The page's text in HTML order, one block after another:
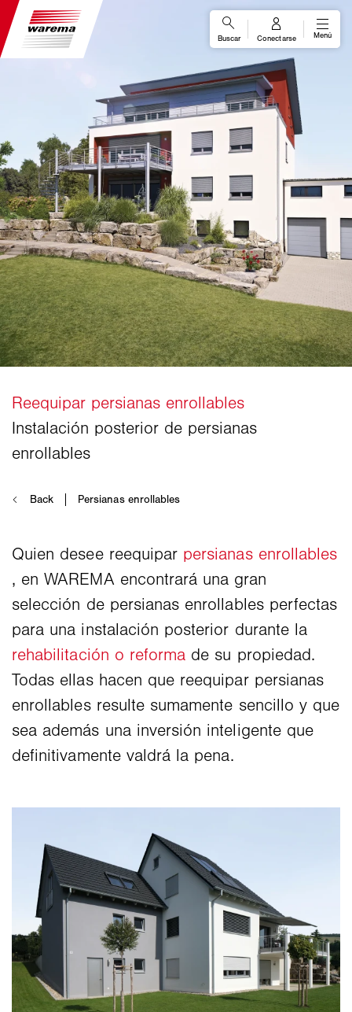
Quien desee reequipar persianas enrollables
, en WAREMA encontrará una gran
selección de persianas enrollables perfectas
para una instalación posterior durante la
rehabilitación o reforma de su propiedad.
Todas ellas hacen que reequipar persianas
enrollables resulte sumamente sencillo y que
sea además una inversión inteligente que
definitivamente valdrá la pena.